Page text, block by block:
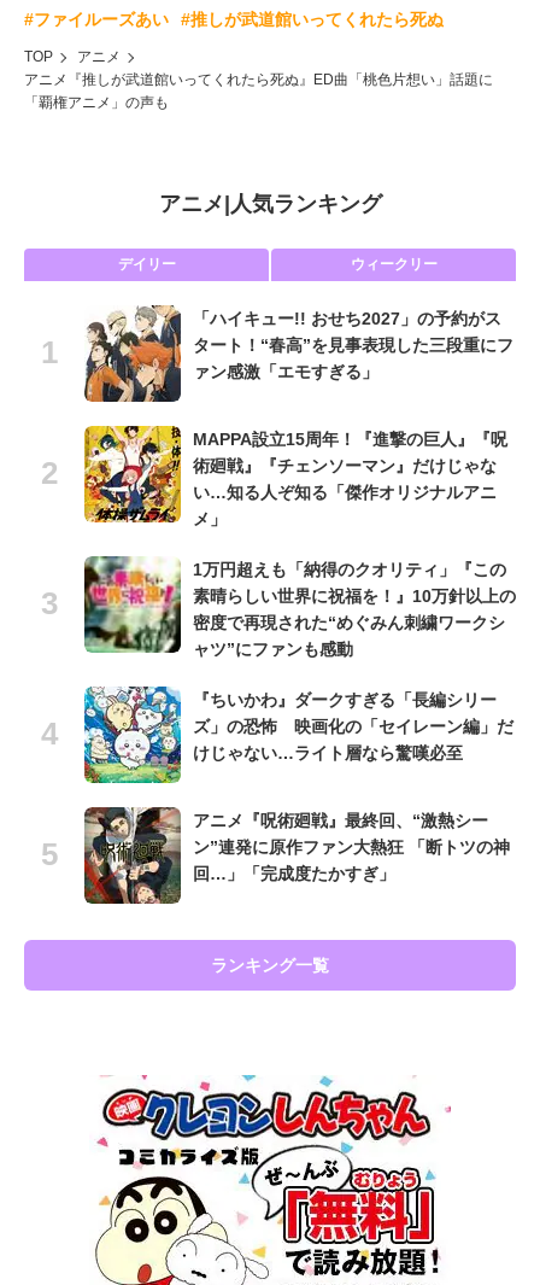
#ファイルーズあい #推しが武道館いってくれたら死ぬ
TOP
アニメ
アニメ『推しが武道館いってくれたら死ぬ』ED曲「桃色片想い」話題に
「覇権アニメ」の声も
アニメ 人気ランキング
デイリー ウィークリー
「ハイキュー!! おせち2027」の予約がス
タート！“春高”を見事表現した三段重にフ
ァン感激「エモすぎる」
MAPPA設立15周年！『進撃の巨人』『呪
術廻戦』『チェンソーマン』だけじゃな
い…知る人ぞ知る「傑作オリジナルアニ
メ」
1万円超えも「納得のクオリティ」『この
素晴らしい世界に祝福を！』10万針以上の
密度で再現された“めぐみん刺繍ワークシ
ャツ”にファンも感動
『ちいかわ』ダークすぎる「長編シリー
ズ」の恐怖 映画化の「セイレーン編」だ
けじゃない…ライト層なら驚嘆必至
アニメ『呪術廻戦』最終回、“激熱シー
ン”連発に原作ファン大熱狂 「断トツの神
回…」「完成度たかすぎ」
ランキング一覧